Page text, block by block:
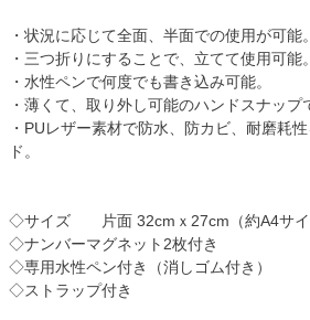
・状況に応じて全面、半面での使用が可能。
・三つ折りにすることで、立てて使用可能。
・水性ペンで何度でも書き込み可能。
・薄くて、取り外し可能のハンドスナップ
・PUレザー素材で防水、防カビ、耐磨耗
ド。
◇サイズ 片面 32cmｘ27cm（約A4サイ
◇ナンバーマグネット2枚付き
◇専用水性ペン付き（消しゴム付き）
◇ストラップ付き